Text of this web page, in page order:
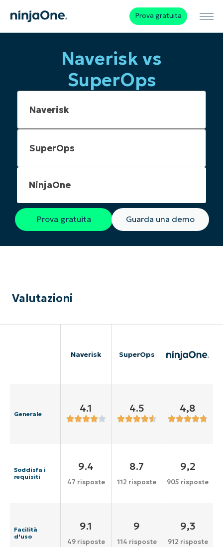
Prova gratuita
Naverisk vs
SuperOps
NinjaOne
Prova gratuita Guarda una demo
Valutazioni
Naverisk SuperOps
Generale 4.1 4.5 4,8
Soddisfa i
requisiti
9.4
47 risposte
8.7
112 risposte
9,2
905 risposte
Facilità
d'uso
9.1
49 risposte
9
114 risposte
9,3
912 risposte